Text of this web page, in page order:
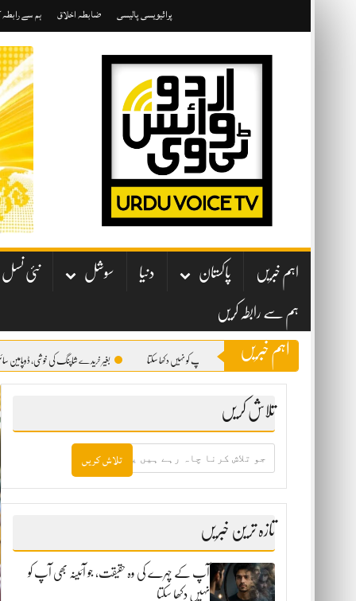
content
پرائیویسی پالیسی ضابطہ اخلاق ہم سے
اہم خبریں پاکستان دنیا سوشل نئی نسل
ہم سے رابطہ کریں
اہم خبریں
کے چہرے کی وہ حقیقت، جو آئینہ بھی آپ کو نہیں دکھا سکتا بغیر خریدے شاپنگ کی خوشی، ڈوپامین سائٹس کا حیران
تلاش کریں
چاہ
رہے
تازہ ترین خبریں
آپ کے چہرے کی وہ حقیقت، جو آئینہ بھی آپ کو
نہیں دکھا سکتا